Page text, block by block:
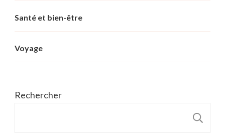
Santé et bien-être
Voyage
Rechercher